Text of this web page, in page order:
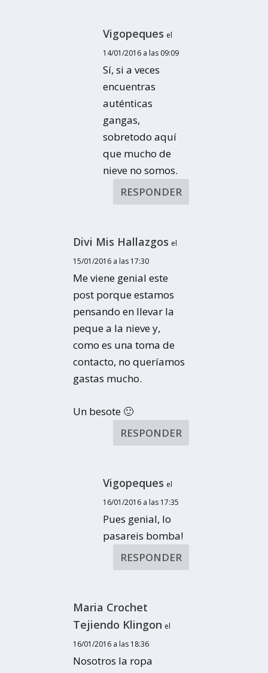
Vigopeques el
14/01/2016 a las 09:09
Sí, si a veces
encuentras
auténticas
gangas,
sobretodo aquí
que mucho de
nieve no somos.
RESPONDER
Divi Mis Hallazgos el
15/01/2016 a las 17:30
Me viene genial este
post porque estamos
pensando en llevar la
peque a la nieve y,
como es una toma de
contacto, no queríamos
gastas mucho.
Un besote 🙂
RESPONDER
Vigopeques el
16/01/2016 a las 17:35
Pues genial, lo
pasareis bomba!
RESPONDER
Maria Crochet
Tejiendo Klingon el
16/01/2016 a las 18:36
Nosotros la ropa